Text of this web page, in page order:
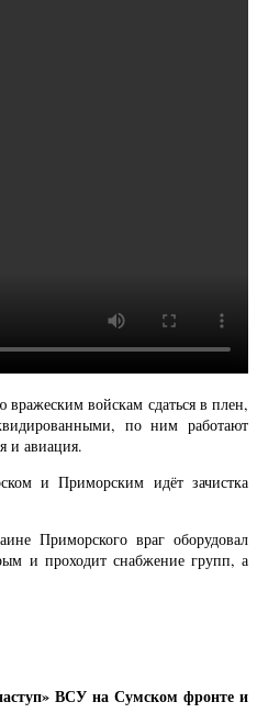
войскам сдаться в плен,
по ним работают
и авиация.
и Приморским идёт зачистка
Приморского враг оборудовал
и проходит снабжение групп, а
ВСУ на Сумском фронте и